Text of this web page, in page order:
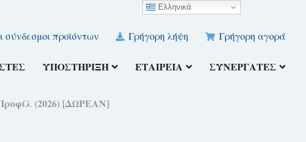
σύνδεσμοι προϊόντων Γρήγορη λήψη Γρήγορη αγορά
ΥΠΟΣΤΉΡΙΞΗ ΕΤΑΙΡΕΊΑ ΣΥΝΕΡΓΆΤΕΣ
(2026) [ΔΩΡΕΑΝ]
Ελληνικά